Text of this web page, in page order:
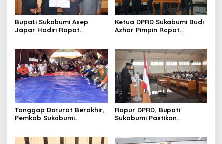
Bupati Sukabumi Asep
Japar Hadiri Rapat
Disabilitas
Ketua DPRD Sukabumi Budi
Azhar Pimpin Rapat
Tanggap Darurat Berakhir,
Pemkab Sukabumi
Rapur DPRD, Bupati
Sukabumi Pastikan